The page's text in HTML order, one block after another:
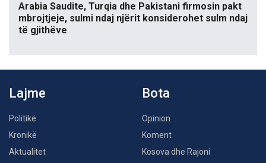
Arabia Saudite, Turqia dhe Pakistani firmosin pakt
mbrojtjeje, sulmi ndaj njërit konsiderohet sulm ndaj
të gjithëve
Lajme
Politikë
Kronikë
Aktualitet
Bota
Opinion
Koment
Kosova dhe Rajoni